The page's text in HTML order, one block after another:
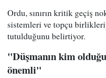
Ordu, sınırın kritik geçiş
sistemleri ve topçu
tutulduğunu belirtiyor.
"Düşmanın kim
önemli"